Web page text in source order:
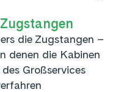
die Zugstangen –
denen die Kabinen
Großservices